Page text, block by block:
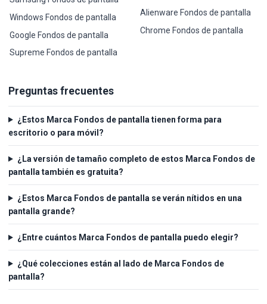
Windows Fondos de pantalla
Google Fondos de pantalla
Supreme Fondos de pantalla
Alienware Fondos de pantalla
Chrome Fondos de pantalla
Preguntas frecuentes
¿Estos Marca Fondos de pantalla tienen forma para
escritorio o para móvil?
¿La versión de tamaño completo de estos Marca Fondos de
pantalla también es gratuita?
¿Estos Marca Fondos de pantalla se verán nítidos en una
pantalla grande?
¿Entre cuántos Marca Fondos de pantalla puedo elegir?
¿Qué colecciones están al lado de Marca Fondos de
pantalla?